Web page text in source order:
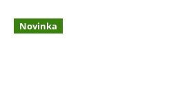
Novinka